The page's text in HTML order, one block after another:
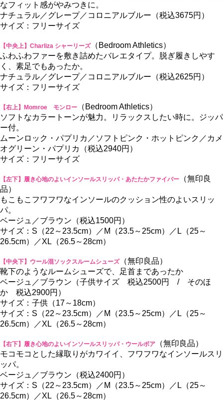
なフィット感がやみつきに。
ナチュラル／グレープ／コロニアルブルー（税込3675円）
サイズ：フリーサイズ
【中央上】Charliza シャーリーズ（Bedroom Athletics）
ふわふわファーを敷き詰めたバレエタイプ。脱ぎ履きしやす
く、素足でもあったか。
ナチュラル／グレープ／コロニアルブルー（税込2625円）
サイズ：フリーサイズ
【右上】Momroe モンロー
（Bedroom Athletics）
ソフトなカラートーンが魅力。リラックスしたい時に。ジッパ
ー付。
ムーンロック・パプリカ／ソフトピンク・ホットピンク／カメ
オグリーン・パプリカ（税込2940円）
サイズ：フリーサイズ
【左下】履き心地のよいインソールスリッパ・あたたかファイバー
（無印良
品）
もこもこフワフワなインソールのクッション性のよいスリッ
パ。
ベージュ／ブラウン（税込1500円）
サイズ：S（22～23.5cm）／M（23.5～25cm）／L（25～
26.5cm）／XL（26.5～28cm）
【中央下】ウール混ソックスルームシューズ（無印良品）
靴下のようなルームシューズで、足首まであったか
ベージュ／ブラウン（子供サイズ 税込2500円 / そのほ
か 税込2900円）
サイズ：子供（17～18cm）
サイズ：S（22～23.5cm）／M（23.5～25cm）／L（25～
26.5cm）／XL（26.5～28cm）
【右下】履き心地のよいインソールスリッパ・ウールボア
（無印良品）
モコモコとした縁取りがカワイイ、フワフワなインソールスリ
ッパ。
ベージュ／ブラウン（税込2400円）
サイズ：S（22～23.5cm）／M（23.5～25cm）／L（25～
26.5cm）／XL（26.5～28cm）